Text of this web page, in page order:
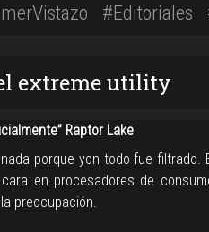
#Editoriales
extreme utility
Raptor Lake
porque yon todo fue
en procesadores de
preocupación.